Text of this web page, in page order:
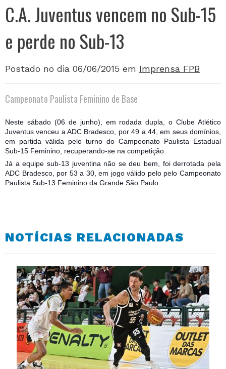
C.A. Juventus vencem no Sub-15
e perde no Sub-13
Postado no dia 06/06/2015 em Imprensa FPB
Campeonato Paulista Feminino de Base
Neste sábado (06 de junho), em rodada dupla, o Clube Atlético
Juventus venceu a ADC Bradesco, por 49 a 44, em seus domínios,
em partida válida pelo turno do Campeonato Paulista Estadual
Sub-15 Feminino, recuperando-se na competição.
Já a equipe sub-13 juventina não se deu bem, foi derrotada pela
ADC Bradesco, por 53 a 30, em jogo válido pelo pelo Campeonato
Paulista Sub-13 Feminino da Grande São Paulo.
NOTÍCIAS RELACIONADAS